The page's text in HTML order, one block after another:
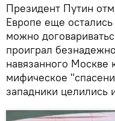
Президент Путин
Европе еще
можно
проиграл
навязанного Москве
мифическое
западники целились